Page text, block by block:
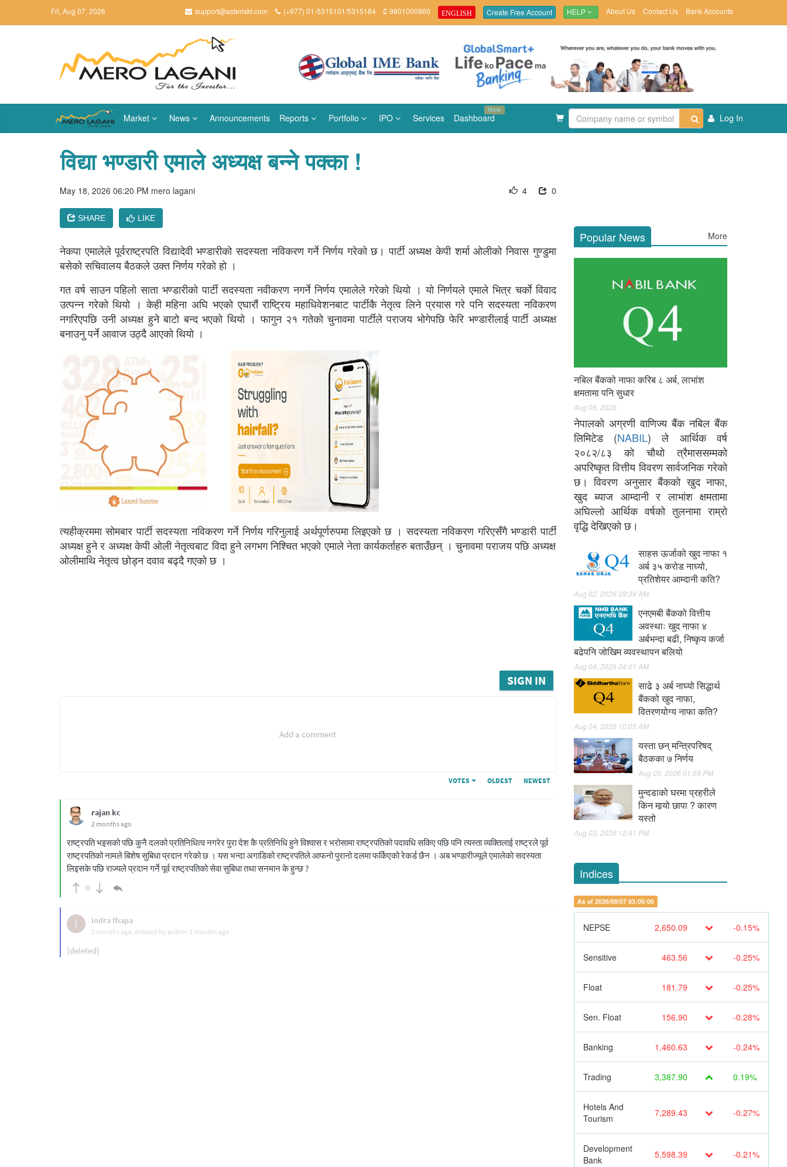
Fri, Aug 07, 2026 support@asteriskt.com (+977) 01-5315101/5315184 9801000860 ENGLISH Create Free Account HELP About Us Contact Us Bank Accounts
Market News Announcements Reports Portfolio IPO Services Dashboard
New
Log In
विद्या भण्डारी एमाले अध्यक्ष बन्ने पक्का !
May 18, 2026 06:20 PM mero lagani 0
4
SHARE LIKE
नेकपा एमालेले पूर्वराष्ट्रपति विद्यादेवी भण्डारीको सदस्यता नविकरण गर्ने निर्णय गरेको छ। पार्टी अध्यक्ष केपी शर्मा ओलीको निवास गुण्डुमा
बसेको सचिवालय बैठकले उक्त निर्णय गरेको हो ।
गत वर्ष साउन पहिलो साता भण्डारीको पार्टी सदस्यता नवीकरण नगर्ने निर्णय एमालेले गरेको थियो । यो निर्णयले एमाले भित्र चर्काे विवाद
उत्पन्न गरेको थियो । केही महिना अघि भएको एघारौं राष्ट्रिय महाधिवेशनबाट पार्टीकै नेतृत्व लिने प्रयास गरे पनि सदस्यता नविकरण
नगरिएपछि उनी अध्यक्ष हुने बाटो बन्द भएको थियो । फागुन २१ गतेको चुनावमा पार्टीले पराजय भोगेपछि फेरि भण्डारीलाई पार्टी अध्यक्ष
बनाउनु पर्ने आवाज उठ्दै आएको थियो ।
त्यहीक्रममा सोमबार पार्टी सदस्यता नविकरण गर्ने निर्णय गरिनुलाई अर्थपूर्णरुपमा लिइएको छ । सदस्यता नविकरण गरिएसँगै भण्डारी पार्टी
अध्यक्ष हुने र अध्यक्ष केपी ओली नेतृत्वबाट विदा हुने लगभग निश्चित भएको एमाले नेता कार्यकर्ताहरु बताउँछन् । चुनावमा पराजय पछि अध्यक्ष
ओलीमाथि नेतृत्व छोड्न दवाव बढ्दै गएको छ ।
SIGN IN
Add a comment
VOTES OLDEST NEWEST
rajan kc
2 months ago
राष्ट्रपति भइसको पछि कुनै दलको प्रतिनिधित्व नगरेर पुरा देश कै प्रतिनिधि हुने विश्वास र भरोसामा राष्ट्रपतिको पदावधि सकिए पछि पनि त्यस्ता व्यक्तिलाई राष्ट्रले पूर्व
राष्ट्रपतिको नामले बिशेष सुबिधा प्रदान गरेको छ । यस भन्दा अगाडिको राष्ट्रपतिले आफनो पुरानो दलमा फर्किएको रेकर्ड छैन । अब भण्डारीज्यूले एमालेको सदस्यता
लिइसके पछि राज्यले प्रदान गर्ने पूर्व राष्ट्रपतिको सेवा सुबिधा तथा सनमान के हुन्छ ?
0
indra thapa
2 months ago , deleted by author 2 months ago
(deleted)
Popular News More
नबिल बैंकको नाफा करिब ८ अर्ब, लाभांश
क्षमतामा पनि सुधार
Aug 05, 2026
नेपालको अग्रणी वाणिज्य बैंक नबिल बैंक
लिमिटेड (NABIL) ले आर्थिक वर्ष
२०८२/८३ को चौथो त्रैमाससम्मको
अपरिष्कृत वित्तीय विवरण सार्वजनिक गरेको
छ। विवरण अनुसार बैंकको खुद नाफा,
खुद ब्याज आम्दानी र लाभांश क्षमतामा
अघिल्लो आर्थिक वर्षको तुलनामा राम्रो
वृद्धि देखिएको छ।
साहस ऊर्जाको खुद नाफा १
अर्ब ३५ करोड नाघ्यो,
प्रतिशेयर आम्दानी कति?
Aug 02, 2026 09:39 AM
एनएमबी बैंकको वित्तीय
अवस्थाः खुद नाफा ४
अर्बभन्दा बढी, निष्कृय कर्जा
बढेपनि जोखिम व्यवस्थापन बलियो
Aug 04, 2026 04:01 AM
साढे ३ अर्ब नाघ्यो सिद्धार्थ
बैंकको खुद नाफा,
वितरणयोग्य नाफा कति?
Aug 04, 2026 10:05 AM
यस्ता छन् मन्त्रिपरिषद्
बैठकका ७ निर्णय
Aug 05, 2026 01:59 PM
मुन्दडाको घरमा प्रहरीले
किन मार्‍यो छापा ? कारण
यस्तो
Aug 03, 2026 12:41 PM
Indices
As of 2026/08/07 03:00:00
NEPSE 2,650.09 -0.15%
Sensitive 463.56 -0.25%
Float 181.79 -0.25%
Sen. Float 156.90 -0.28%
Banking 1,460.63 -0.24%
Trading 3,387.90 0.19%
Hotels And
Tourism
7,289.43 -0.27%
Development
Bank
5,598.39 -0.21%